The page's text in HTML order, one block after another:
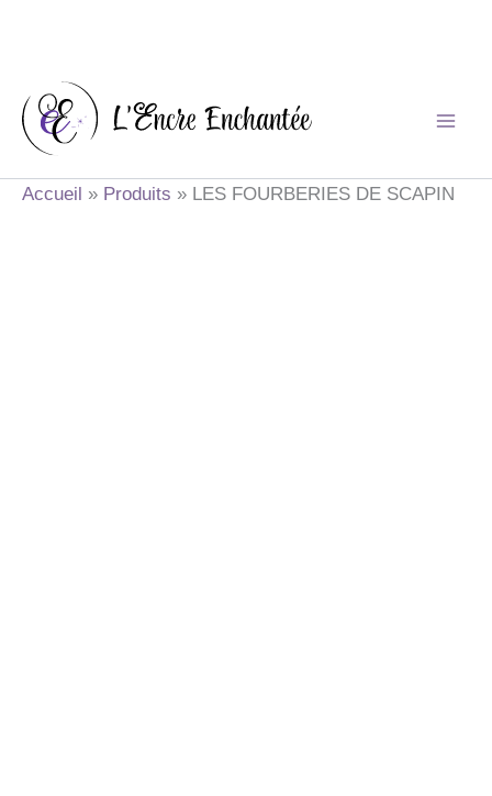
contenu
Accueil Produits LES FOURBERIES DE SCAPIN